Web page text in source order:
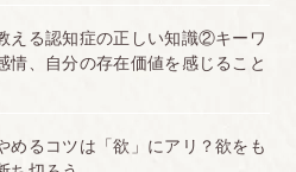
った、大人目線の人間関係に特
いの一冊です。自分自身の苦し
える認知症の正しい知識②キーワ
情、自分の存在価値を感じること
めるコツは「欲」にアリ？欲をも